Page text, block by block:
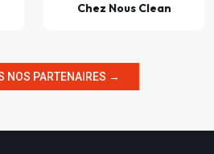
Chez Nous Clean
NOS PARTENAIRES →